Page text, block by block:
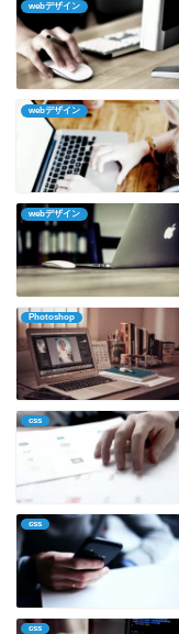
webデザイン
webデザイン
webデザイン
Photoshop
css
css
css